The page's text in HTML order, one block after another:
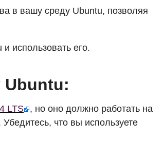
в вашу среду Ubuntu, позволяя
использовать его.
Ubuntu:
LTS
, но оно должно работать на
что вы используете